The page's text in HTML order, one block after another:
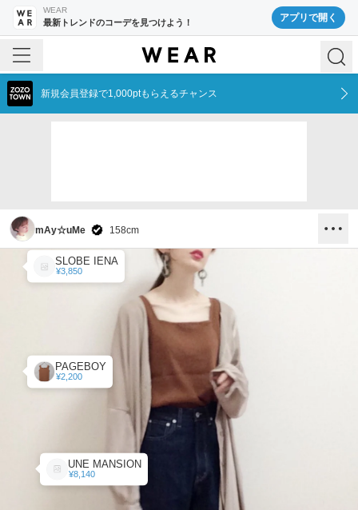
WEAR
最新トレンドのコーデを見つけよう！ アプリで開く
新規会員登録で1,000ptもらえるチャンス
mAy☆uMe 158cm
PAGEBOY
¥2,200
UNE MANSION
¥8,140
SLOBE IENA
¥3,850